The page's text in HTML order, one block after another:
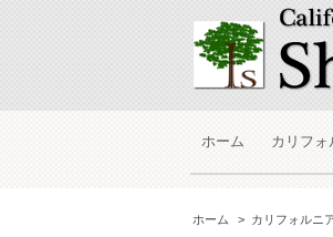
ホーム カリフォ
ホーム > カリフォルニ